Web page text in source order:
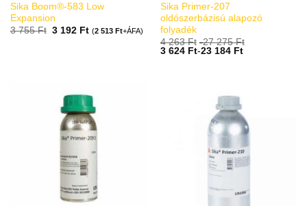
Sika Boom®-583 Low
Expansion
3 755Ft 3 192 Ft (2 513 Ft+ÁFA)
Sika Primer-207
oldószerbázisú alapozó
folyadék
4 263Ft -27 275Ft
3 624 Ft-23 184 Ft